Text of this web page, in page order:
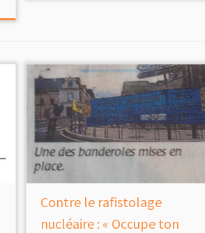
Contre le rafistolage
nucléaire : « Occupe ton